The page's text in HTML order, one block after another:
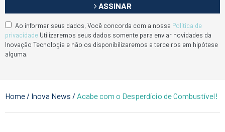
ASSINAR
Ao informar seus dados, Você concorda com a nossa Política de
privacidade Utilizaremos seus dados somente para enviar novidades da
Inovação Tecnologia e não os disponibilizaremos a terceiros em hipótese
alguma.
Home / Inova News / Acabe com o Desperdício de Combustível!